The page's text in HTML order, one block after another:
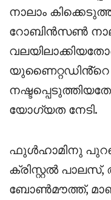
നാലാം
റോബിൻസൺ
യുണൈറ്റഡിൻ്റെ
യോഗ്യത നേടി.
ഫുൾഹാമിനു
ക്രിസ്റ്റൽ
ബോൺമൗത്ത്,